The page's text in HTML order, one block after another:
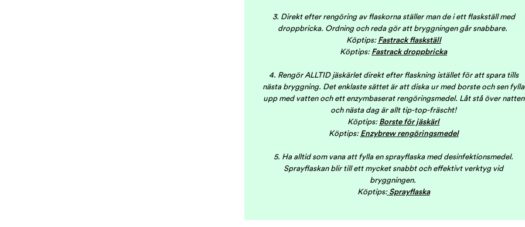
3. Direkt efter rengöring av flaskorna ställer man de i ett flaskställ med
droppbricka. Ordning och reda gör att bryggningen går snabbare.
Köptips:Fastrack flaskställ
Köptips:Fastrack droppbricka
4. Rengör ALLTID jäskärlet direkt efter flaskning istället för att spara tills
nästa bryggning. Det enklaste sättet är att diska ur med borste och sen fylla
upp med vatten och ett enzymbaserat rengöringsmedel. Låt stå över natten
och nästa dag är allt tip-top-fräscht!
Köptips:Borste för jäskärl
Köptips:Enzybrew rengöringsmedel
5. Ha alltid som vana att fylla en sprayflaska med desinfektionsmedel.
Sprayflaskan blir till ett mycket snabbt och effektivt verktyg vid
bryggningen.
Köptips: Sprayflaska